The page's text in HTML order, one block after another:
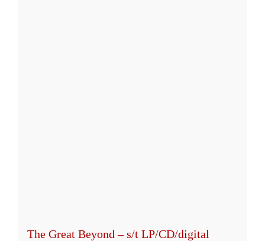
The Great Beyond – s/t LP/CD/digital